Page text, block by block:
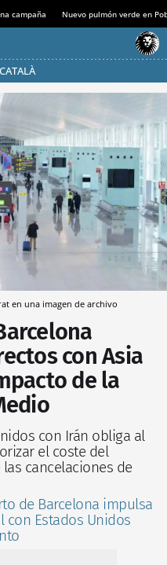
campaña Nuevo pulmón verde en
en una imagen de archivo
con Asia
de la
con Irán obliga al
el coste del
cancelaciones de
de Barcelona impulsa
Estados Unidos